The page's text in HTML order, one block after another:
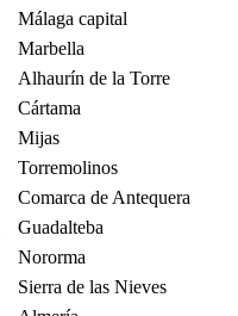
Málaga capital
Marbella
Alhaurín de la Torre
Cártama
Mijas
Torremolinos
Comarca de Antequera
Guadalteba
Nororma
Sierra de las Nieves